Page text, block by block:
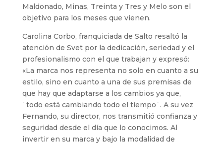
Maldonado, Minas, Treinta y Tres y Melo son el
objetivo para los meses que vienen.
Carolina Corbo, franquiciada de Salto resaltó la
atención de Svet por la dedicación, seriedad y el
profesionalismo con el que trabajan y expresó:
«La marca nos representa no solo en cuanto a su
estilo, sino en cuanto a una de sus premisas de
que hay que adaptarse a los cambios ya que,
¨todo está cambiando todo el tiempo¨. A su vez
Fernando, su director, nos transmitió confianza y
seguridad desde el día que lo conocimos. Al
invertir en su marca y bajo la modalidad de